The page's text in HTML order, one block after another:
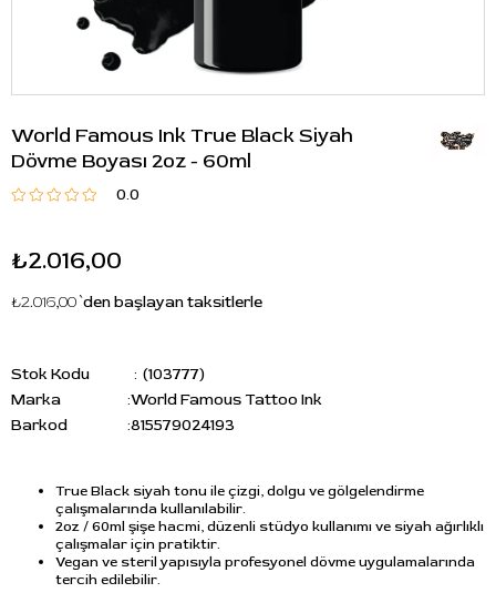
World Famous Ink True Black Siyah
Dövme Boyası 2oz - 60ml
0.0
₺2.016,00
₺2.016,00`den başlayan taksitlerle
Stok Kodu
(103777)
Marka
:World Famous Tattoo Ink
Barkod
:815579024193
True Black siyah tonu ile çizgi, dolgu ve gölgelendirme
çalışmalarında kullanılabilir.
2oz / 60ml şişe hacmi, düzenli stüdyo kullanımı ve siyah ağırlıklı
çalışmalar için pratiktir.
Vegan ve steril yapısıyla profesyonel dövme uygulamalarında
tercih edilebilir.